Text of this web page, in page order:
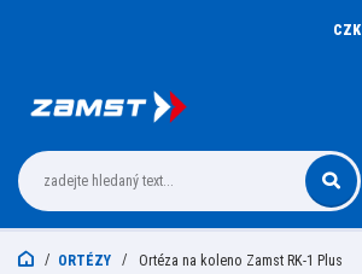
CZK
ORTÉZY Ortéza na koleno Zamst RK-1 Plus